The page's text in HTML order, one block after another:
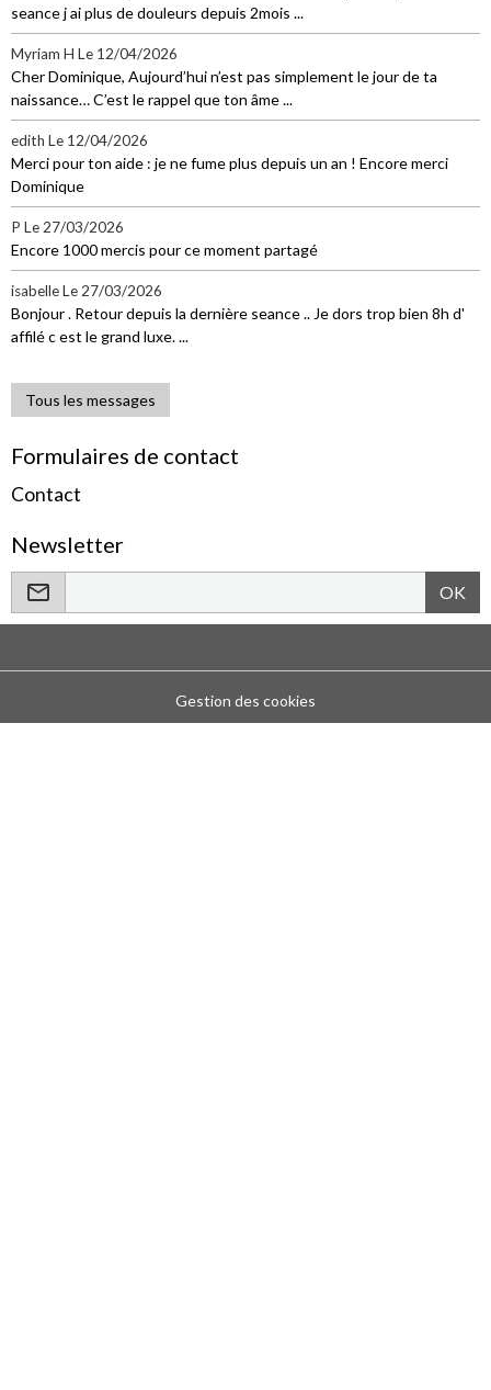
seance j ai plus de douleurs depuis 2mois ...
Myriam H Le 12/04/2026
Cher Dominique, Aujourd’hui n’est pas simplement le jour de ta
naissance… C’est le rappel que ton âme ...
edith Le 12/04/2026
Merci pour ton aide : je ne fume plus depuis un an ! Encore merci
Dominique
P Le 27/03/2026
Encore 1000 mercis pour ce moment partagé
isabelleLe 27/03/2026
Bonjour . Retour depuis la dernière seance .. Je dors trop bien 8h d'
affilé c est le grand luxe. ...
Tous les messages
Formulaires de contact
Contact
Newsletter
OK
Gestion des cookies